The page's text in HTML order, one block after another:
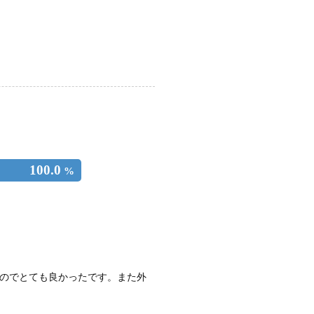
100.0 %
でとても良かったです。また外